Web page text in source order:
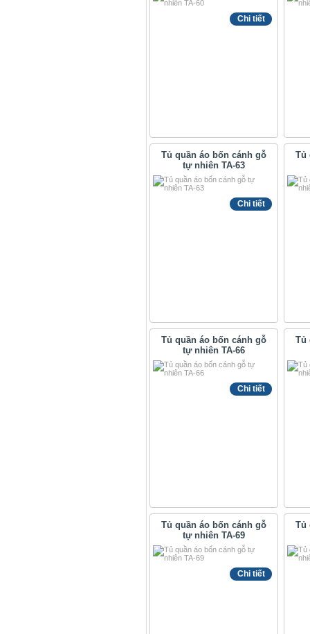
Chi tiết
Tủ quần áo bốn cánh gỗ
tự nhiên TA-63
Chi tiết
Tủ
Tủ quần áo bốn cánh gỗ
tự nhiên TA-66
Chi tiết
Tủ
Tủ quần áo bốn cánh gỗ
tự nhiên TA-69
Chi tiết
Tủ